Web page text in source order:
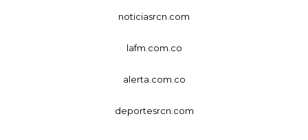
noticiasrcn.com
lafm.com.co
alerta.com.co
deportesrcn.com